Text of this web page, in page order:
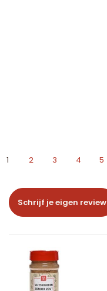
1 2 3 4 5
Schrijf je eigen review